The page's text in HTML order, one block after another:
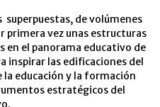
superpuestas, de volúmenes
primera vez unas estructuras
en el panorama educativo de
inspirar las edificaciones del
educación y la formación
estratégicos del